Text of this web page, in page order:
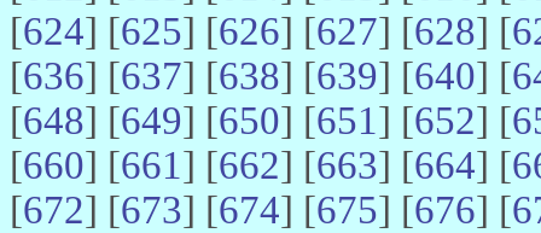
[624] [625] [626] [627] [628] [
[636] [637] [638] [639] [640] [
[648] [649] [650] [651] [652] [
[660] [661] [662] [663] [664] [
[672] [673] [674] [675] [676] [